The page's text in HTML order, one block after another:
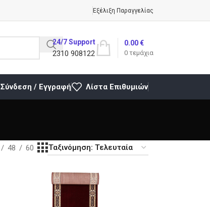
Εξέλιξη Παραγγελίας
24/7 Support
2310 908122 0 τεμάχια
0.00€
Σύνδεση / Εγγραφή Λίστα Επιθυμιών
48 60